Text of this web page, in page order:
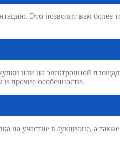
Это позволит вам более
или на электронной
и прочие особенности.
на участие в аукционе, а